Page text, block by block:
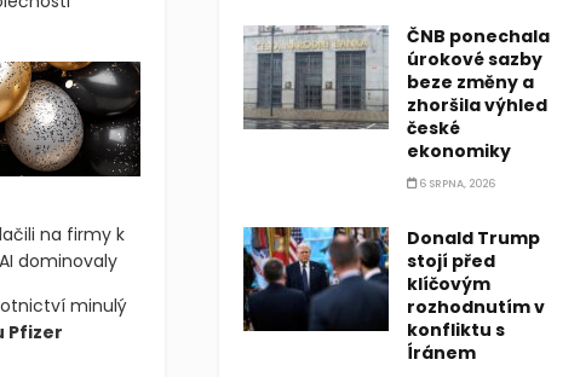
na firmy k
dominovaly
minulý
Pfizer
ČNB ponechala
úrokové sazby
beze změny a
zhoršila výhled
české
ekonomiky
6 SRPNA, 2026
Donald Trump
stojí před
klíčovým
rozhodnutím v
konfliktu s
Íránem